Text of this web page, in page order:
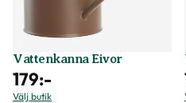
Vattenkanna Eivor
179:-
Välj butik